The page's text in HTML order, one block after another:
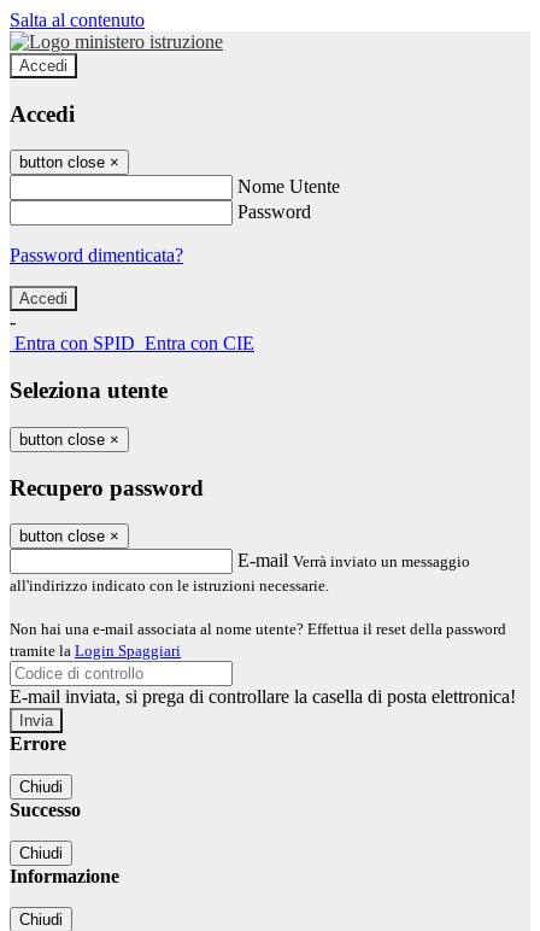
Salta al contenuto
Accedi
Accedi
button close ×
Nome Utente
Password
Password dimenticata?
-
Entra con SPID Entra con CIE
Seleziona utente
button close ×
Recupero password
button close ×
E-mail Verrà inviato un messaggio
all'indirizzo indicato con le istruzioni necessarie.
Non hai una e-mail associata al nome utente? Effettua il reset della password
tramite la Login Spaggiari
E-mail inviata, si prega di controllare la casella di posta elettronica!
Errore
Chiudi
Successo
Chiudi
Informazione
Chiudi